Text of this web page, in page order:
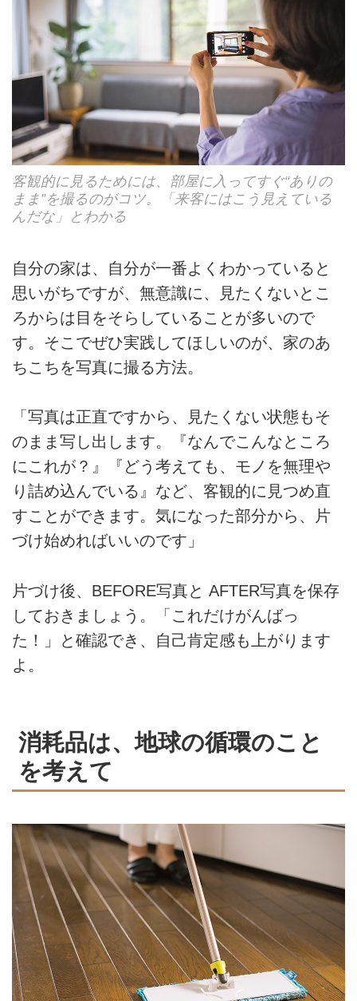
客観的に見るためには、部屋に入ってすぐ“ありの
まま”を撮るのがコツ。「来客にはこう見えている
んだな」とわかる
自分の家は、自分が一番よくわかっていると
思いがちですが、無意識に、見たくないとこ
ろからは目をそらしていることが多いので
す。そこでぜひ実践してほしいのが、家のあ
ちこちを写真に撮る方法。
「写真は正直ですから、見たくない状態もそ
のまま写し出します。『なんでこんなところ
にこれが？』『どう考えても、モノを無理や
り詰め込んでいる』など、客観的に見つめ直
すことができます。気になった部分から、片
づけ始めればいいのです」
片づけ後、BEFORE写真と AFTER写真を保存
しておきましょう。「これだけがんばっ
た！」と確認でき、自己肯定感も上がります
よ。
消耗品は、地球の循環のこと
を考えて